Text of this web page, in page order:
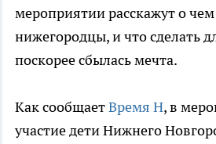
мероприятии расскажут о
нижегородцы, и что сделать
поскорее сбылась мечта.
Как сообщаетВремя Н, в
участие дети Нижнего